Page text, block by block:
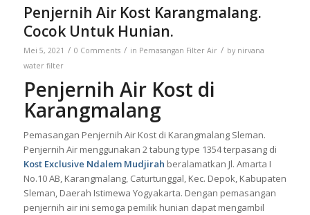
Penjernih Air Kost Karangmalang.
Cocok Untuk Hunian.
Mei 5, 2021 / 0 Comments / in Pemasangan Filter Air / by nirvana
water filter
Penjernih Air Kost di
Karangmalang
Pemasangan Penjernih Air Kost di Karangmalang Sleman.
Penjernih Air menggunakan 2 tabung type 1354 terpasang di
Kost Exclusive Ndalem Mudjirah beralamatkan Jl. Amarta I
No.10 AB, Karangmalang, Caturtunggal, Kec. Depok, Kabupaten
Sleman, Daerah Istimewa Yogyakarta. Dengan pemasangan
penjernih air ini semoga pemilik hunian dapat mengambil